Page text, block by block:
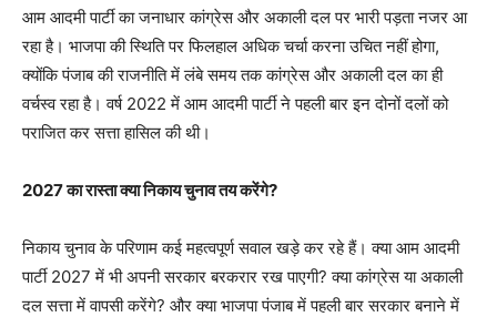
आम आदमी पार्टी का जनाधार कांग्रेस और अकाली दल पर भारी पड़ता नजर आ
रहा है। भाजपा की स्थिति पर फिलहाल अधिक चर्चा करना उचित नहीं होगा,
क्योंकि पंजाब की राजनीति में लंबे समय तक कांग्रेस और अकाली दल का ही
वर्चस्व रहा है। वर्ष 2022 में आम आदमी पार्टी ने पहली बार इन दोनों दलों को
पराजित कर सत्ता हासिल की थी।
2027 का रास्ता क्या निकाय चुनाव तय करेंगे?
निकाय चुनाव के परिणाम कई महत्वपूर्ण सवाल खड़े कर रहे हैं। क्या आम आदमी
पार्टी 2027 में भी अपनी सरकार बरकरार रख पाएगी? क्या कांग्रेस या अकाली
दल सत्ता में वापसी करेंगे? और क्या भाजपा पंजाब में पहली बार सरकार बनाने में